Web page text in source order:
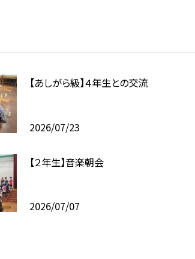
【あしがら級】４年生との交流
2026/07/23
【２年生】音楽朝会
2026/07/07